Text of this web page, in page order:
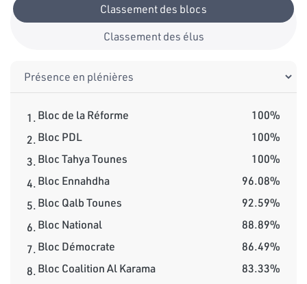
Classement des blocs
Classement des élus
1.Bloc de la Réforme
100%
2.Bloc PDL
100%
3.Bloc Tahya Tounes
100%
4.Bloc Ennahdha
96.08%
5.Bloc Qalb Tounes
92.59%
6.Bloc National
88.89%
7.Bloc Démocrate
86.49%
8.Bloc Coalition Al Karama 83.33%